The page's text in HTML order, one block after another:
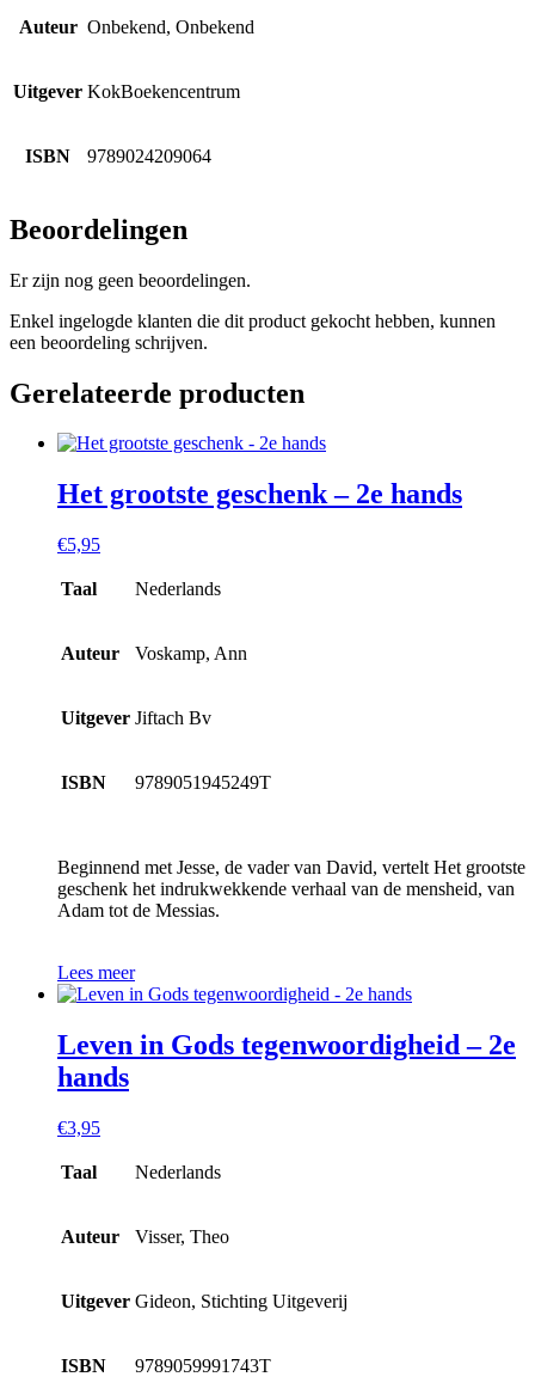
Auteur Onbekend, Onbekend
Uitgever KokBoekencentrum
ISBN 9789024209064
Beoordelingen
Er zijn nog geen beoordelingen.
Enkel ingelogde klanten die dit product gekocht hebben, kunnen
een beoordeling schrijven.
Gerelateerde producten
Het grootste geschenk – 2e hands
€5,95
Taal Nederlands
Auteur Voskamp, Ann
Uitgever Jiftach Bv
ISBN 9789051945249T
Beginnend met Jesse, de vader van David, vertelt Het grootste
geschenk het indrukwekkende verhaal van de mensheid, van
Adam tot de Messias.
Lees meer
Leven in Gods tegenwoordigheid – 2e
hands
€3,95
Taal Nederlands
Auteur Visser, Theo
Uitgever Gideon, Stichting Uitgeverij
ISBN 9789059991743T